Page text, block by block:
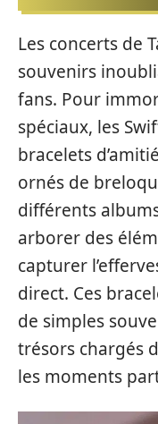
Les concerts de
souvenirs
fans. Pour
spéciaux, les
bracelets
ornés de
différents
arborer des
capturer
direct. Ces
de simples
trésors chargés
les moments